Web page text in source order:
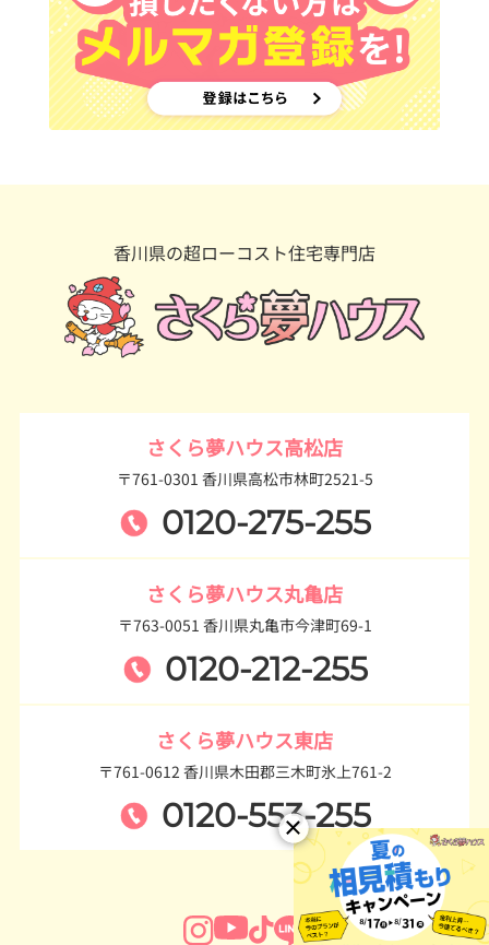
香川県の超ローコスト住宅専門店
さくら夢ハウス高松店
〒761-0301 香川県高松市林町2521-5
0120-275-255
さくら夢ハウス丸亀店
〒763-0051 香川県丸亀市今津町69-1
0120-212-255
さくら夢ハウス東店
〒761-0612 香川県木田郡三木町氷上761-2
0120-553-255